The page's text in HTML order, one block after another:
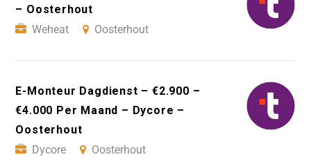
– Oosterhout
Weheat
Oosterhout
E-Monteur Dagdienst – €2.900 –
€4.000 Per Maand – Dycore –
Oosterhout
Dycore
Oosterhout